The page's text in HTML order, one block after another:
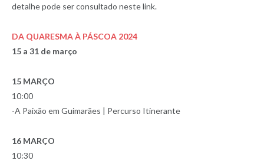
detalhe pode ser consultado neste link.
DA QUARESMA À PÁSCOA 2024
15 a 31 de março
15 MARÇO
10:00
-A Paixão em Guimarães | Percurso Itinerante
16 MARÇO
10:30